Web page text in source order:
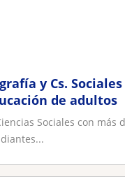
y Cs.
de adultos
Sociales con